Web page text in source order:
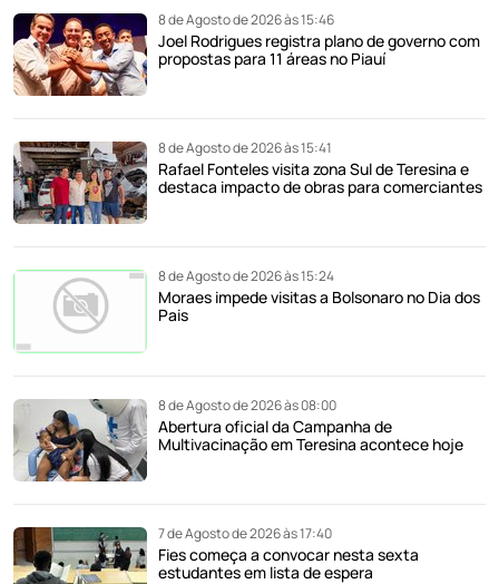
8 de Agosto de 2026 às 15:46
Joel Rodrigues registra plano de governo com
propostas para 11 áreas no Piauí
8 de Agosto de 2026 às 15:41
Rafael Fonteles visita zona Sul de Teresina e
destaca impacto de obras para comerciantes
8 de Agosto de 2026 às 15:24
Moraes impede visitas a Bolsonaro no Dia dos
Pais
8 de Agosto de 2026 às 08:00
Abertura oficial da Campanha de
Multivacinação em Teresina acontece hoje
7 de Agosto de 2026 às 17:40
Fies começa a convocar nesta sexta
estudantes em lista de espera